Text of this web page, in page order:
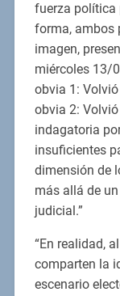
fuerza política
forma, ambos
imagen,
miércoles 13/
obvia 1:
obvia 2:
indagatoria
insuficientes
dimensión de
más allá de
judicial.”
“En realidad,
comparten la
escenario